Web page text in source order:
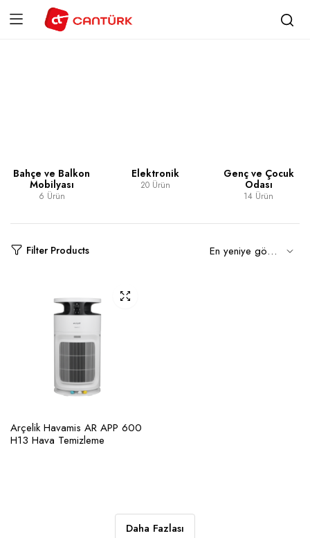
Bahçe ve Balkon
Mobilyası
6 Ürün
Elektronik
20 Ürün
Genç ve Çocuk
Odası
14 Ürün
Filter Products
Arçelik Havamis AR APP 600
H13 Hava Temizleme
Daha Fazlası